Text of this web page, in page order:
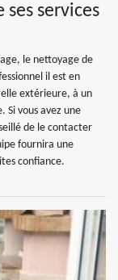
ses services
le nettoyage de
il est en
extérieure, à un
Si vous avez une
de le contacter
fournira une
confiance.